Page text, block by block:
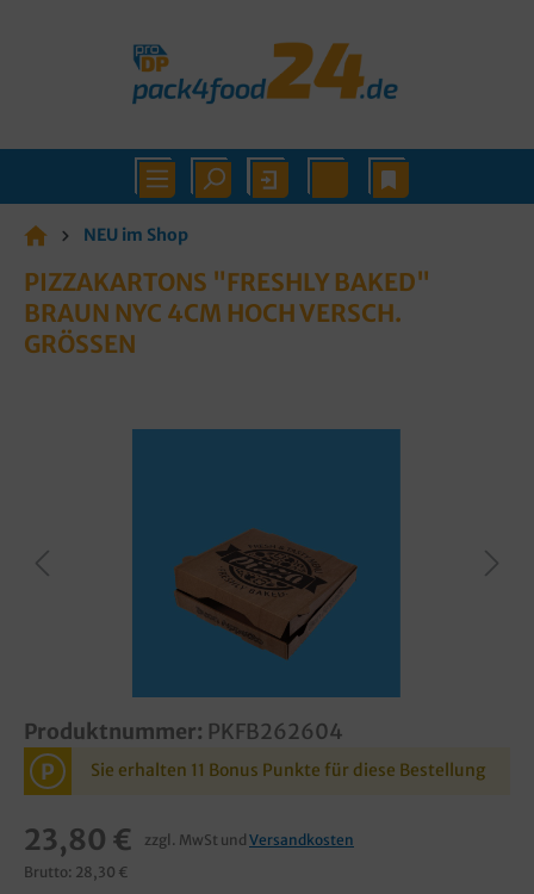
NEU im Shop
PIZZAKARTONS "FRESHLY BAKED"
BRAUN NYC 4CM HOCH VERSCH.
GRÖSSEN
Produktnummer: PKFB262604
P Sie erhalten 11 Bonus Punkte für diese Bestellung
23,80 € zzgl. MwSt und Versandkosten
Brutto: 28,30 €